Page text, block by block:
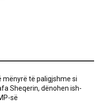
mënyrë të paligjshme si
Sheqerin, dënohen ish-
së